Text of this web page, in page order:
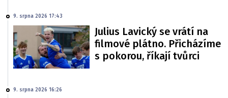
9. srpna 2026 17:43
Julius Lavický se vrátí na
filmové plátno. Přicházíme
s pokorou, říkají tvůrci
9. srpna 2026 16:26